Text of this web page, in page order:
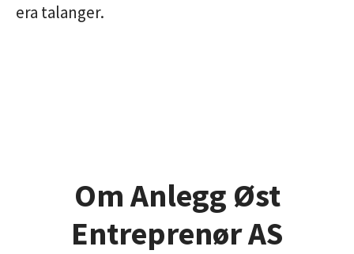
era talanger.
Om Anlegg Øst
Entreprenør AS